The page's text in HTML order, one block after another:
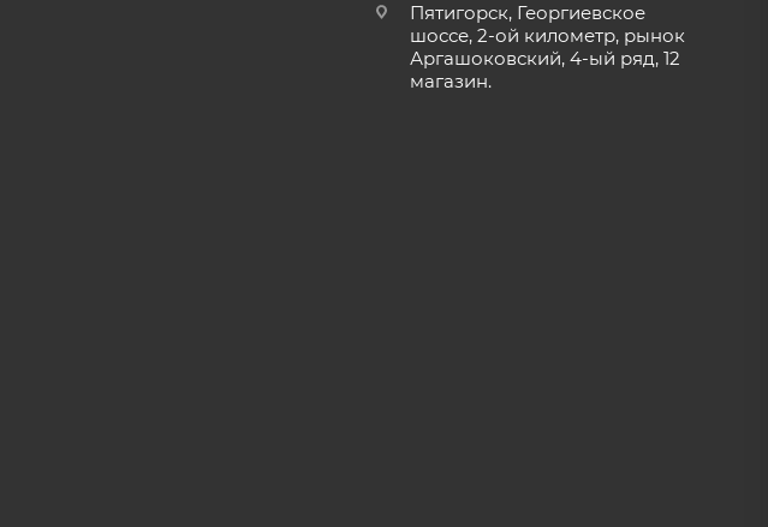
Пятигорск, Георгиевское
шоссе, 2-ой километр, рынок
Аргашоковский, 4-ый ряд, 12
магазин.